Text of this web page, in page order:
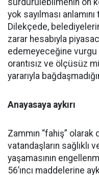
sürdürülebilmenin ön
yok sayılması
Dilekçede,
zarar hesabıyla
edemeyeceğine vurgu
orantısız ve ölçüsüz
yararıyla
Anayasaya aykırı
Zammın “fahiş”
vatandaşların sağlıklı
yaşamasının
56’ıncı maddelerine